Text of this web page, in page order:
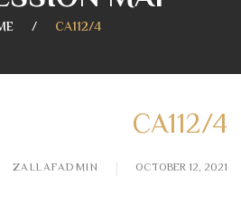
CA112/4
CA112/4
OCTOBER 12, 2021
ZALLAFADMIN